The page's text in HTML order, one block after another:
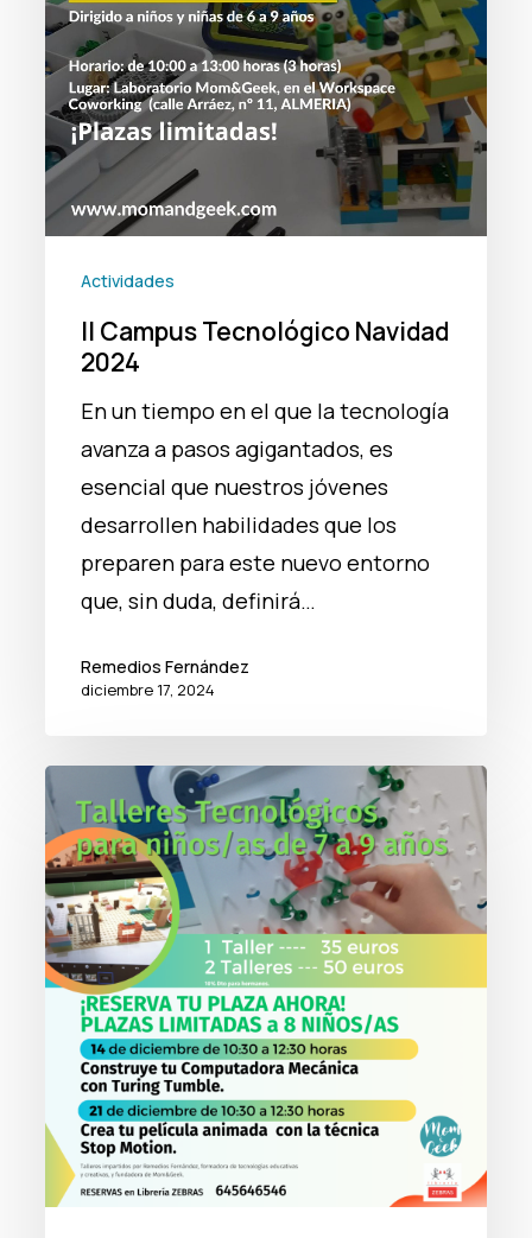
Actividades
II Campus Tecnológico Navidad
2024
En un tiempo en el que la tecnología
avanza a pasos agigantados, es
esencial que nuestros jóvenes
desarrollen habilidades que los
preparen para este nuevo entorno
que, sin duda, definirá…
Remedios Fernández
diciembre 17, 2024
Talleres
tecnológicos
en
Librería
Zebras